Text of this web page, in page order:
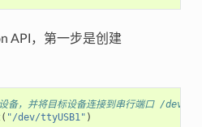
API，第一步是创建
，并将目标设备连接到串行端口 /dev/
( "/dev/ttyUSB1" )